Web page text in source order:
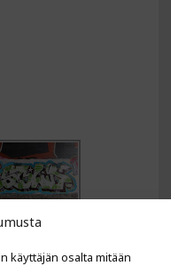
käyttäjän osalta mitään